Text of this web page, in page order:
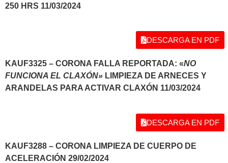
250 HRS 11/03/2024
DESCARGA EN PDF
KAUF3325 – CORONA FALLA REPORTADA: «NO
FUNCIONA EL CLAXÓN» LIMPIEZA DE ARNECES Y
ARANDELAS PARA ACTIVAR CLAXÓN 11/03/2024
DESCARGA EN PDF
KAUF3288 – CORONA LIMPIEZA DE CUERPO DE
ACELERACIÓN 29/02/2024